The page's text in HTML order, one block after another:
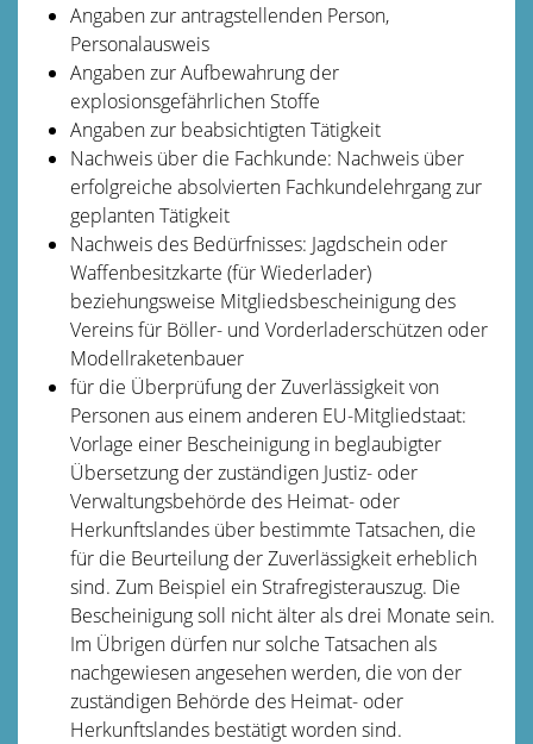
Angaben zur antragstellenden Person,
Personalausweis
Angaben zur Aufbewahrung der
explosionsgefährlichen Stoffe
Angaben zur beabsichtigten Tätigkeit
Nachweis über die Fachkunde: Nachweis über
erfolgreiche absolvierten Fachkundelehrgang zur
geplanten Tätigkeit
Nachweis des Bedürfnisses: Jagdschein oder
Waffenbesitzkarte (für Wiederlader)
beziehungsweise Mitgliedsbescheinigung des
Vereins für Böller- und Vorderladerschützen oder
Modellraketenbauer
für die Überprüfung der Zuverlässigkeit von
Personen aus einem anderen EU-Mitgliedstaat:
Vorlage einer Bescheinigung in beglaubigter
Übersetzung der zuständigen Justiz- oder
Verwaltungsbehörde des Heimat- oder
Herkunftslandes über bestimmte Tatsachen, die
für die Beurteilung der Zuverlässigkeit erheblich
sind. Zum Beispiel ein Strafregisterauszug. Die
Bescheinigung soll nicht älter als drei Monate sein.
Im Übrigen dürfen nur solche Tatsachen als
nachgewiesen angesehen werden, die von der
zuständigen Behörde des Heimat- oder
Herkunftslandes bestätigt worden sind.